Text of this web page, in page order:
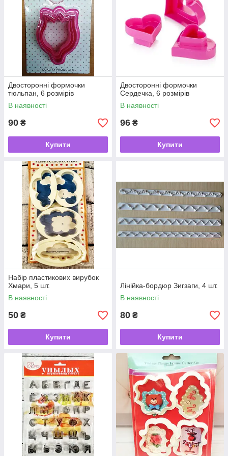
Двосторонні формочки
тюльпан, 6 розмірів
В наявності
90 ₴
Купити
Двосторонні формочки
Сердечка, 6 розмірів
В наявності
96 ₴
Купити
Набір пластикових вирубок
Хмари, 5 шт.
В наявності
50 ₴
Купити
Лінійка-бордюр Зигзаги, 4 шт.
В наявності
80 ₴
Купити